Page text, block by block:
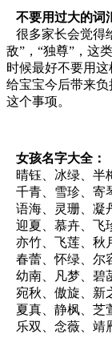
不要用过大的词
很多家长会觉得
敌”，“独尊”，这
时候最好不要用
给宝宝今后带来
这个事项。
女孩名字大全：
晴钰、冰绿、半
千青、雪珍、寄
语海、灵珊、凝
迎夏、慕卉、飞
亦竹、飞莲、秋
春蕾、怀绿、尔
幼南、凡梦、碧
宛秋、傲旋、新
夏真、静枫、芝
乐双、念薇、靖